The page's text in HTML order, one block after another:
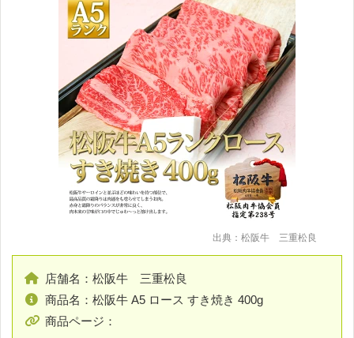
出典：松阪牛 三重松良
店舗名：松阪牛 三重松良
商品名：松阪牛 A5 ロース すき焼き 400g
商品ページ：